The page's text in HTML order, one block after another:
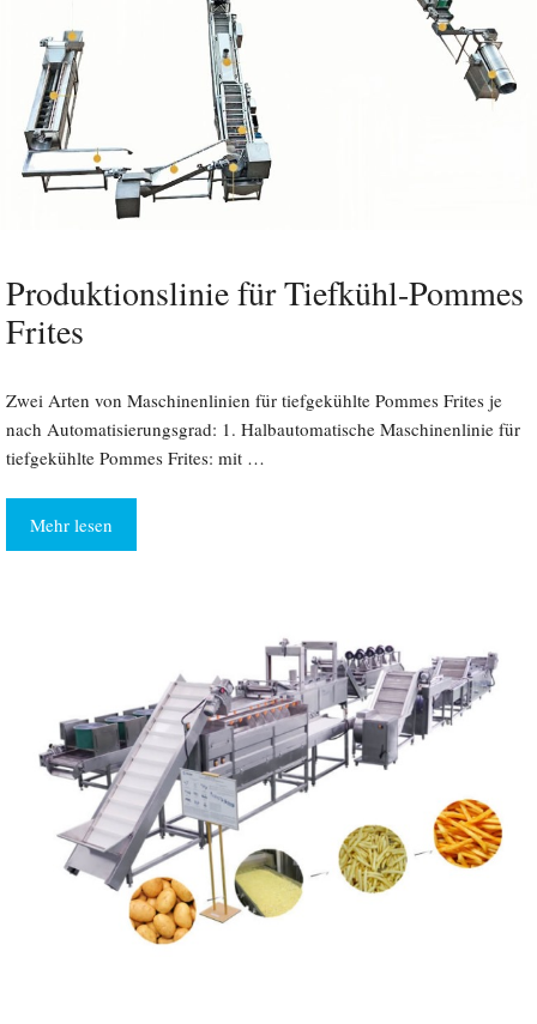
Produktionslinie für Tiefkühl-Pommes
Frites
Zwei Arten von Maschinenlinien für tiefgekühlte Pommes Frites je
nach Automatisierungsgrad: 1. Halbautomatische Maschinenlinie für
tiefgekühlte Pommes Frites: mit …
Mehr lesen